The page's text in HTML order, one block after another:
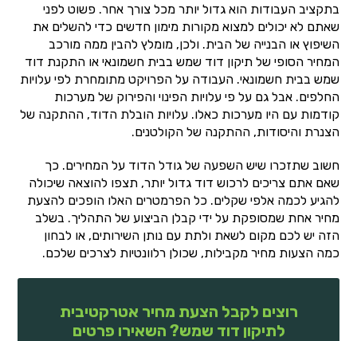
בתקציב העבודות הוא גדול יותר מכל צורך אחר. פשוט לפני
שאתם לא יכולים למצוא מקורות מימון חדשים כדי להשלים את
השיפוץ או הבנייה של הבית. ולכן, מומלץ להבין ממה מורכב
המחיר הסופי של תיקון דוד שמש בבית חשמונאי או התקנת דוד
שמש בבית חשמונאי. העבודה על הפרויקט מתומחרת לפי עלויות
החלפים. אבל גם על פי עלויות הפינוי והפירוק של מערכות
קודמות עם היו מערכות כאלו. עלויות הובלת הדוד, ההתקנה של
הצנרת והיסודות, ההתקנה של הקולטנים.
חשוב שתזכרו שיש השפעה של גודל הדוד על המחירים. כך
שאם אתם צריכים לרכוש דוד גדול יותר, תצפו להוצאה שיכולה
להגיע לכמה אלפי שקלים. כל הפרמטרים האלו הופכים להצעת
מחיר אחת שמסופקת על ידי קבלן הביצוע של התהליך. בשלב
הזה יש לכם מקום לשאת ולתת עם נותן השירותים, או לבחון
כמה הצעות מחיר מקבילות, שכולן רלוונטיות לצרכים שלכם.
רוצים לקבל הצעת מחיר אטרקטיבית
לתיקון דוד שמש? השאירו פרטים